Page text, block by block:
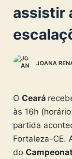
o
n
e
assistir
JOANA
O Ceará
às 16h
partida
Fortaleza-CE.
do